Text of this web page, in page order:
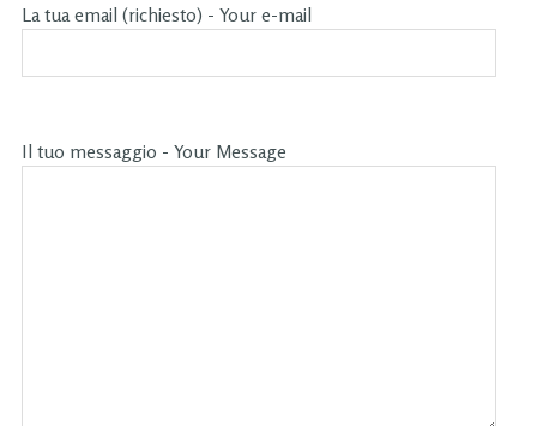
La tua email (richiesto) - Your e-mail
Il tuo messaggio - Your Message